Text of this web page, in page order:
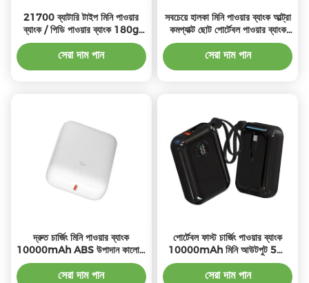
21700 ব্যাটারি টাইপ মিনি পাওয়ার
ব্যাংক / পিডি পাওয়ার ব্যাংক 180g
22.5W ইনপুট এবিএস OEM পরিষেবা
উপলব্ধ
সেরা দাম পান
সবচেয়ে হালকা মিনি পাওয়ার ব্যাংক আল্ট্রা
কমপ্যাক্ট ছোট পোর্টেবল পাওয়ার ব্যাংক
10000mAh
সেরা দাম পান
দ্রুত চার্জিং মিনি পাওয়ার ব্যাংক
10000mAh ABS উপাদান কালো /
সাদা
সেরা দাম পান
পোর্টেবল ফাস্ট চার্জিং পাওয়ার ব্যাংক
10000mAh মিনি আউটপুট 5W
7.5W এবং ওয়্যারলেস সহ
সেরা দাম পান